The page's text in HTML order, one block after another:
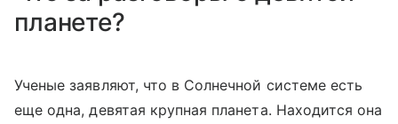
планете?
Ученые заявляют, что в Солнечной системе есть
еще одна, девятая крупная планета. Находится она